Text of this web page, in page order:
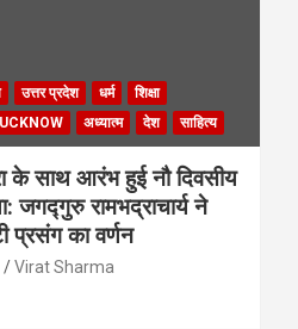
उत्तर प्रदेश धर्म
शिक्षा
अध्यात्म देश साहित्य
के साथ आरंभ हुई नौ दिवसीय
जगद्गुरु रामभद्राचार्य ने
प्रसंग का वर्णन
Virat Sharma